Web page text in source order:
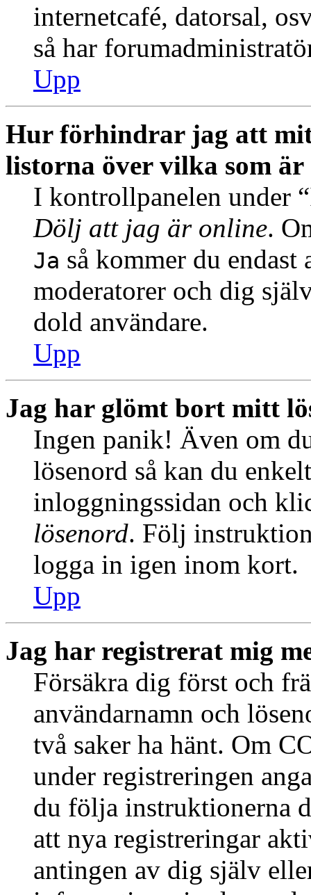
internetcafé, datorsal,
så har
Upp
Hur förhindrar jag att
listorna över vilka som är
I kontrollpanelen under
Dölj att jag är online.
Ja så kommer du
moderatorer och dig
dold användare.
Upp
Jag har glömt bort mitt
Ingen panik! Även om
lösenord så kan du
inloggningssidan och
lösenord. Följ
logga in igen inom kort.
Upp
Jag har registrerat mig
Försäkra dig först och
användarnamn och
två saker ha hänt. Om
under registreringen
du följa instruktionerna
att nya registreringar
antingen av dig själv